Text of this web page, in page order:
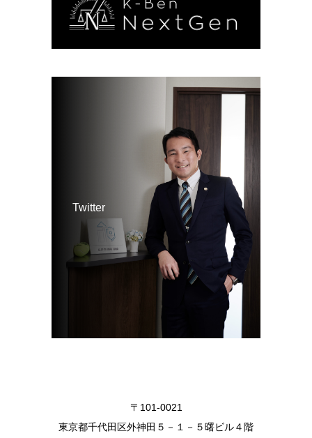
Twitter
〒101-0021
東京都千代田区外神田５－１－５曙ビル４階